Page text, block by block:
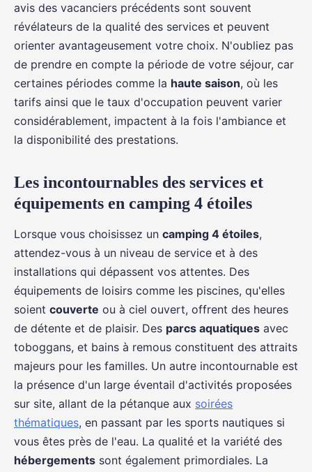
avis des vacanciers précédents sont souvent
révélateurs de la qualité des services et peuvent
orienter avantageusement votre choix. N'oubliez pas
de prendre en compte la période de votre séjour, car
certaines périodes comme la haute saison, où les
tarifs ainsi que le taux d'occupation peuvent varier
considérablement, impactent à la fois l'ambiance et
la disponibilité des prestations.
Les incontournables des services et
équipements en camping 4 étoiles
Lorsque vous choisissez un camping 4 étoiles,
attendez-vous à un niveau de service et à des
installations qui dépassent vos attentes. Des
équipements de loisirs comme les piscines, qu'elles
soient couverte ou à ciel ouvert, offrent des heures
de détente et de plaisir. Des parcs aquatiques avec
toboggans, et bains à remous constituent des attraits
majeurs pour les familles. Un autre incontournable est
la présence d'un large éventail d'activités proposées
sur site, allant de la pétanque aux soirées
thématiques, en passant par les sports nautiques si
vous êtes près de l'eau. La qualité et la variété des
hébergements sont également primordiales. La